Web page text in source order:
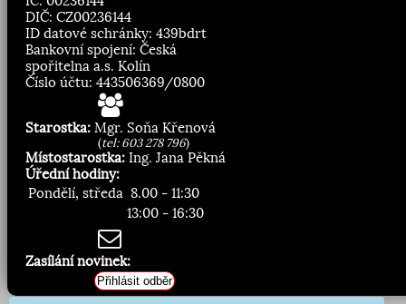
DIČ: CZ00236144
ID datové schránky: 439bdrt
Bankovní spojení: Česká
spořitelna a.s. Kolín
Číslo účtu: 443506369/0800
Starostka: Mgr. Soňa Křenová
(tel: 603 278 796)
Místostarostka: Ing. Jana Pěkná
Úřední hodiny:
Pondělí, středa 8.00 - 11:30
13:00 - 16:30
Zasílání novinek:
Přihlásit odběr